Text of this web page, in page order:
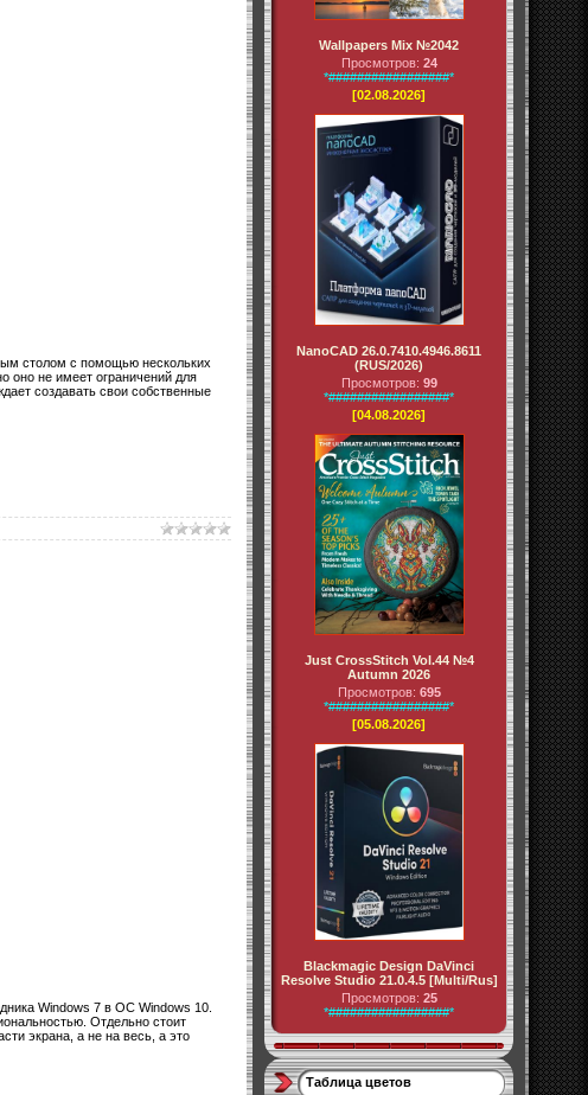
столом с помощью нескольких
оно не имеет ограничений для
создавать свои собственные
Windows 7 в ОС Windows 10.
Отдельно стоит
экрана, а не на весь, а это
Wallpapers Mix №2042
Просмотров: 24
*#################*
[02.08.2026]
NanoCAD 26.0.7410.4946.8611
(RUS/2026)
Просмотров: 99
*#################*
[04.08.2026]
Just CrossStitch Vol.44 №4
Autumn 2026
Просмотров: 695
*#################*
[05.08.2026]
Blackmagic Design DaVinci
Resolve Studio 21.0.4.5 [Multi/Rus]
Просмотров: 25
*#################*
Таблица цветов